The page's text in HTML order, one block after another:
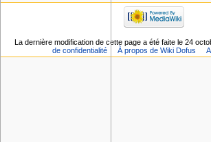
La dernière modification de cette page a été faite le 24
de confidentialité
À propos de Wiki Dofus